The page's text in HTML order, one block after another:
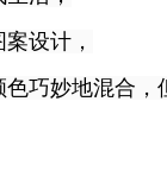
设计，
巧妙地混合